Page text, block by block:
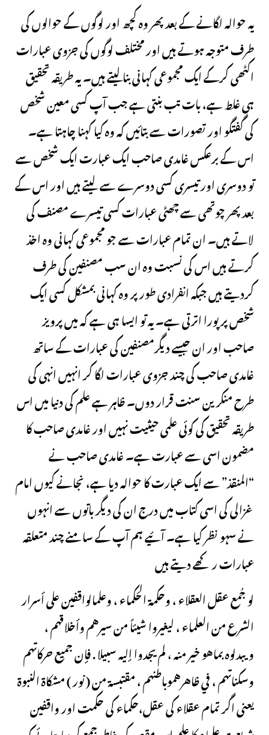
یہ حوالہ لگانے کے بعد پھر وہ کچھ اور لوگوں کے حوالوں کی
طرف متوجہ ہوتے ہیں اور مختلف لوگوں کی جزوی عبارات
اکٹھی کرکے ایک مجموعی کہانی بنالیتے ہیں۔ یہ طریقہ تحقیق
ہی غلط ہے، بات تب بنتی ہے جب آپ کسی معین شخص
کی گفتگو اور تصورات سے بتائیں کہ وہ کیا کہنا چاہتا ہے۔
اس کے برعکس غامدی صاحب ایک عبارت ایک شخص سے
تو دوسری اور تیسری کسی دوسرے سے لیتے ہیں اور اس کے
بعد پھر چوتھی سے چھٹی عبارات کسی تیسرے مصنف کی
لاتے ہیں۔ ان تمام عبارات سے جو مجموعی کہانی وہ اخذ
کرتے ہیں اس کی نسبت وہ ان سب مصنفین کی طرف
کردیتے ہیں جبکہ انفرادی طور پر وہ کہانی بمشکل کسی ایک
شخص پر پورا اترتی ہے۔ یہ تو ایسا ہی ہے کہ میں پرویز
صاحب اور ان جیسے دیگرمصنفین کی عبارات کے ساتھ
غامدی صاحب کی چند جزوی عبارات لگا کر انہیں انہی کی
طرح منکرین سنت قرار دوں۔ ظاہر ہے علم کی دنیا میں اس
طریقہ تحقیق کی کوئی علمی حیثیت نہیں اور غامدی صاحب کا
مضمون اسی سے عبارت ہے۔ غامدی صاحب نے
“المنقذ” سے ایک عبارت کا حوالہ دیا ہے، نجانے کیوں امام
غزالی کی اسی کتاب میں درج ان کی دیگر باتوں سے انہوں
نے سہو نظر کیا ہے۔ آئیے ہم آپ کے سامنے چند متعلقہ
عبارات رکھے دیتے ہیں
لو جُمع عقل العقلاء ، وحكمة الحكماء ، وعلمالواقفین على أسرار
الشرع من العلماء ، لیغیروا شیئاً من سیرهم وأخلاقهم ،
ویبدلوه بماهو خیر منه ، لم یجدوا إلیه سبیلا . فإن جمیع حركاتهم
وسكناتهم ، في ظاهرهموباطنهم ، مقتبسة من ( نور ) مشكاة النبوة
یعنی اگر تمام عقلاء کی عقل،حکماء کی حکمت اور واقفین